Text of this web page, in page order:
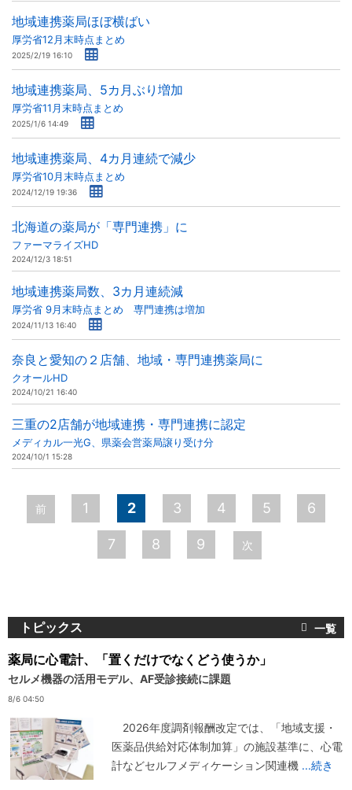
地域連携薬局ほぼ横ばい
厚労省12月末時点まとめ
2025/2/19 16:10
地域連携薬局、5カ月ぶり増加
厚労省11月末時点まとめ
2025/1/6 14:49
地域連携薬局、4カ月連続で減少
厚労省10月末時点まとめ
2024/12/19 19:36
北海道の薬局が「専門連携」に
ファーマライズHD
2024/12/3 18:51
地域連携薬局数、3カ月連続減
厚労省 9月末時点まとめ 専門連携は増加
2024/11/13 16:40
奈良と愛知の２店舗、地域・専門連携薬局に
クオールHD
2024/10/21 16:40
三重の2店舗が地域連携・専門連携に認定
メディカル一光G、県薬会営薬局譲り受け分
2024/10/1 15:28
ペ
ー
前 1 2 3 4 5 6
7 8 9 次
トピックス
薬局に心電計、「置くだけでなくどう使うか」
セルメ機器の活用モデル、AF受診接続に課題
8/6 04:50
2026年度調剤報酬改定では、「地域支援・
医薬品供給対応体制加算」の施設基準に、心電
計などセルフメディケーション関連機 ...続き